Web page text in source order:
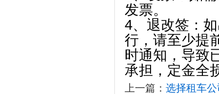
发票。
4、退改签：
行，请至少提
时通知，导致
承担，定金全
上一篇： 选择租车